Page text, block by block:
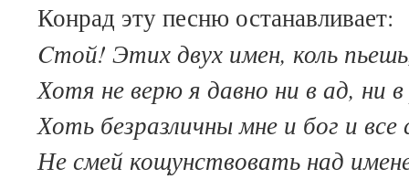
Конрад эту песню останавливает:
Cтой! Этих двух имен, коль
Хотя не верю я давно ни в ад, ни
Хоть безразличны мне и бог и
Не смей кощунствовать над